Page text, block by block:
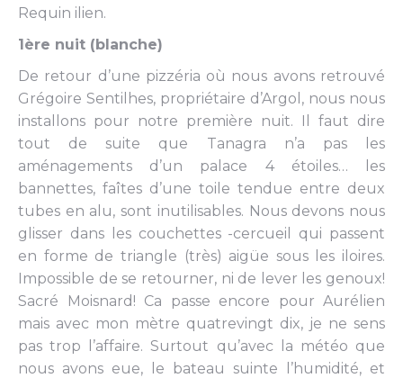
Requin ilien.
1ère nuit (blanche)
De retour d’une pizzéria où nous avons retrouvé
Grégoire Sentilhes, propriétaire d’Argol, nous nous
installons pour notre première nuit. Il faut dire
tout de suite que Tanagra n’a pas les
aménagements d’un palace 4 étoiles… les
bannettes, faîtes d’une toile tendue entre deux
tubes en alu, sont inutilisables. Nous devons nous
glisser dans les couchettes -cercueil qui passent
en forme de triangle (très) aigüe sous les iloires.
Impossible de se retourner, ni de lever les genoux!
Sacré Moisnard! Ca passe encore pour Aurélien
mais avec mon mètre quatrevingt dix, je ne sens
pas trop l’affaire. Surtout qu’avec la météo que
nous avons eue, le bateau suinte l’humidité, et